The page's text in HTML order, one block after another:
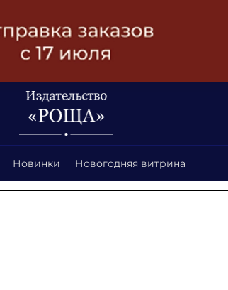
Новинки Новогодняя витрина